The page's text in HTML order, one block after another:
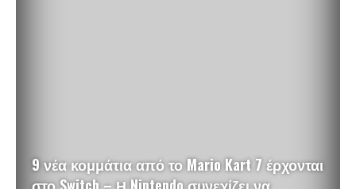
9 νέα κομμάτια από το Mario Kart 7 έρχονται